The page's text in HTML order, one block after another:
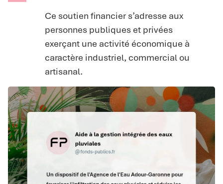
Ce soutien financier s’adresse aux
personnes publiques et privées
exerçant une activité économique à
caractère industriel, commercial ou
artisanal.